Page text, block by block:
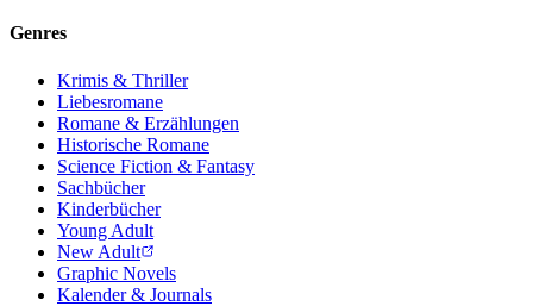
Genres
Krimis & Thriller
Liebesromane
Romane & Erzählungen
Historische Romane
Science Fiction & Fantasy
Sachbücher
Kinderbücher
Young Adult
New Adult
Graphic Novels
Kalender & Journals